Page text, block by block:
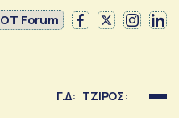
OT Forum
Γ.Δ: ΤΖΙΡΟΣ: